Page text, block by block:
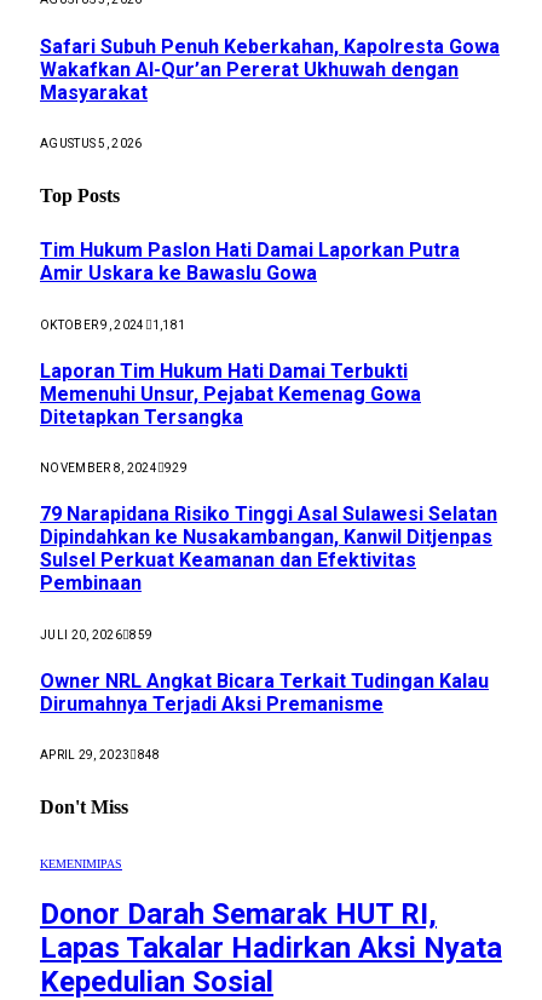
Safari Subuh Penuh Keberkahan, Kapolresta Gowa
Wakafkan Al-Qur’an Pererat Ukhuwah dengan
Masyarakat
AGUSTUS 5, 2026
Top Posts
Tim Hukum Paslon Hati Damai Laporkan Putra
Amir Uskara ke Bawaslu Gowa
OKTOBER 9, 2024 1,181
Laporan Tim Hukum Hati Damai Terbukti
Memenuhi Unsur, Pejabat Kemenag Gowa
Ditetapkan Tersangka
NOVEMBER 8, 2024 929
79 Narapidana Risiko Tinggi Asal Sulawesi Selatan
Dipindahkan ke Nusakambangan, Kanwil Ditjenpas
Sulsel Perkuat Keamanan dan Efektivitas
Pembinaan
JULI 20, 2026 859
Owner NRL Angkat Bicara Terkait Tudingan Kalau
Dirumahnya Terjadi Aksi Premanisme
APRIL 29, 2023 848
Don't Miss
KEMENIMIPAS
Donor Darah Semarak HUT RI,
Lapas Takalar Hadirkan Aksi Nyata
Kepedulian Sosial